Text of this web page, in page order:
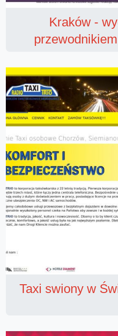
Kraków -
Taxi swiony w